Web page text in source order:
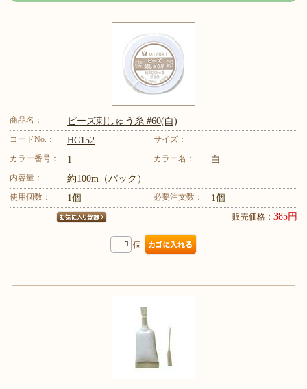
商品名： ビーズ刺しゅう糸 #60(白)
コードNo.： HC152
サイズ：
カラー番号：
1 カラー名： 白
内容量： 約100m（パック）
使用個数： 1個 必要注文数： 1個
販売価格： 385円
個